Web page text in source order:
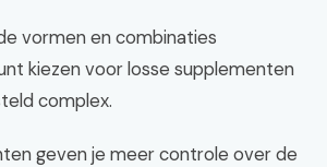
vormen en combinaties
kiezen voor losse supplementen
complex.
geven je meer controle over de